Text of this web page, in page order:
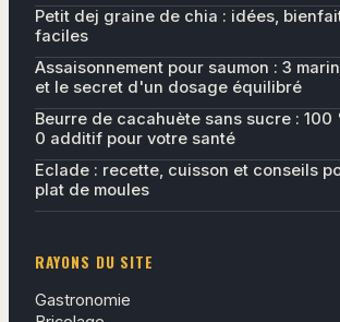
Petit dej graine de chia : idées,
faciles
Assaisonnement pour saumon : 3
et le secret d'un dosage équilibré
Beurre de cacahuète sans sucre :
0 additif pour votre santé
Eclade : recette, cuisson et conseils
plat de moules
RAYONS DU SITE
Gastronomie